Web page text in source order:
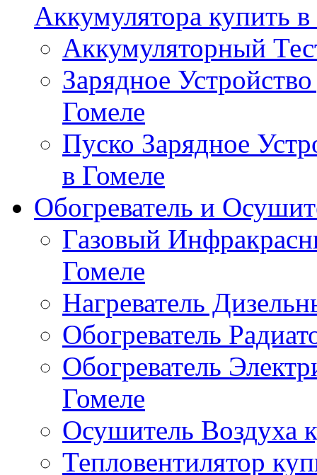
Аккумулятора купить
Аккумуляторный
Зарядное
Гомеле
Пуско Зарядное
в Гомеле
Обогреватель и
Газовый
Гомеле
Нагреватель
Обогреватель
Обогреватель
Гомеле
Осушитель Воздуха
Тепловентилятор